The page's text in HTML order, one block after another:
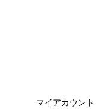
マイアカウント